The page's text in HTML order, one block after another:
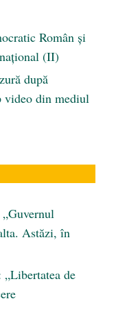
Român şi
(II)
după
video din mediul
Astăzi, în
de